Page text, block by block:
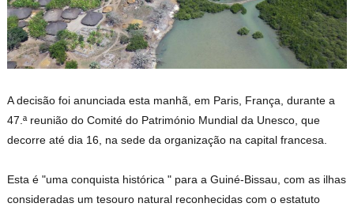
A decisão foi anunciada esta manhã, em Paris, França, durante a
47.ª reunião do Comité do Património Mundial da Unesco, que
decorre até dia 16, na sede da organização na capital francesa.
Esta é "uma conquista histórica " para a Guiné-Bissau, com as ilhas
consideradas um tesouro natural reconhecidas com o estatuto